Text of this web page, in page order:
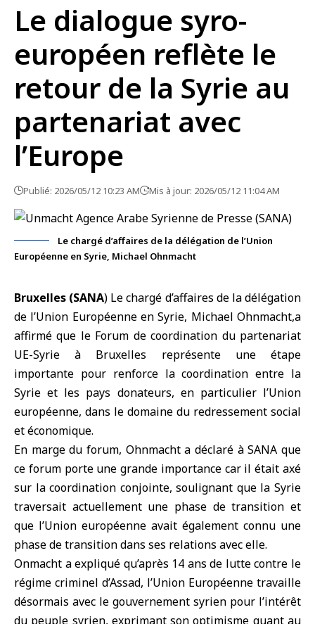
Le dialogue syro-
européen reflète le
retour de la Syrie au
partenariat avec
l’Europe
Publié: 2026/05/12 10:23 AM Mis à jour: 2026/05/12 11:04 AM
Le chargé d’affaires de la délégation de l’Union
Européenne en Syrie, Michael Ohnmacht
Bruxelles (SANA) Le chargé d’affaires de la délégation
de l’Union EuropéenneenSyrie, Michael Ohnmacht,a
affirmé que le Forum de coordination du partenariat
UE-Syrieà Bruxelles représente une étape
importante pour renforce la coordination entre la
Syrie et les pays donateurs, en particulier l’Union
européenne, dans le domaine du redressement social
et économique.
En marge du forum, Ohnmacht a déclaré à SANA que
ce forum porte une grande importance car il était axé
sur la coordination conjointe, soulignant que la Syrie
traversait actuellement une phase de transition et
que l’Union européenne avait également connu une
phase de transition dans ses relations avec elle.
Onmacht a expliqué qu’après 14 ans de lutte contre le
régime criminel d’Assad, l’Union Européenne travaille
désormais avec le gouvernement syrien pour l’intérêt
du peuple syrien, exprimant son optimisme quant au